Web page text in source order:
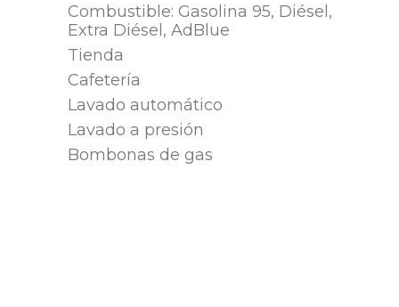
Combustible: Gasolina 95, Diésel,
Extra Diésel, AdBlue
Tienda
Cafetería
Lavado automático
Lavado a presión
Bombonas de gas